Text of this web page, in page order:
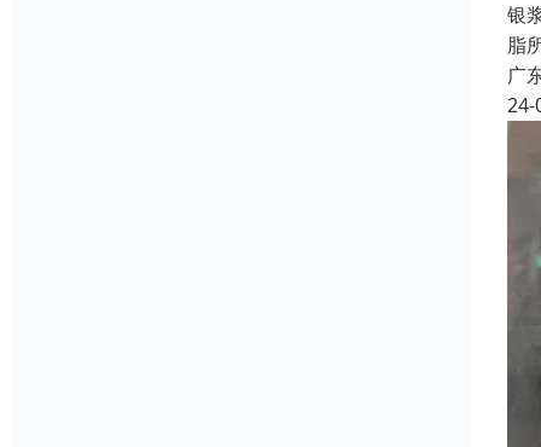
银
脂
广
24-